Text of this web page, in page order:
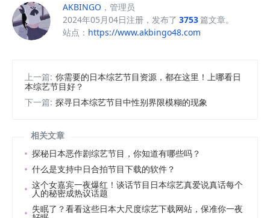
AKBINGO ，管理员
2024年05月04日注册，发布了 3753篇文章。
站点： https://www.akbingo48.com
上一篇: 你需要的日本综艺节目资源，都在这里！上哪看日
本综艺节目好？
下一篇: 探寻日本综艺节目中性别界限模糊的现象
相关文章
探秘日本恶作剧综艺节目，你知道有哪些吗？
什么是支持中日合拍节目下载的软件？
这个女嘉宾一夜爆红！谈话节目日本综艺真爱说真话每个
人的秘密成热议话题
失眠了？看看这些日本大尺度综艺下载网站，保准你一夜